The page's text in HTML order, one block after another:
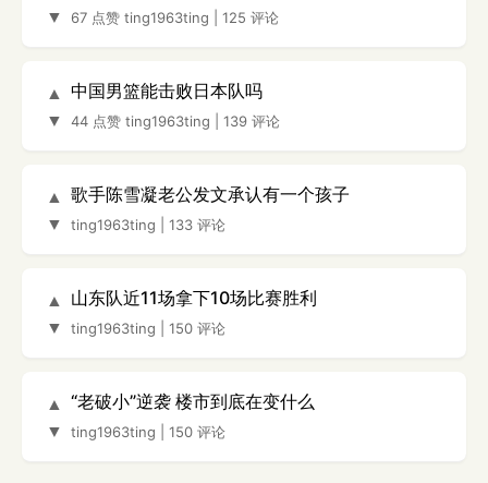
▼
67 点赞 ting1963ting 125 评论
▲
▼
中国男篮能击败日本队吗
44 点赞 ting1963ting 139 评论
▲
▼
歌手陈雪凝老公发文承认有一个孩子
ting1963ting 133 评论
▲
▼
山东队近11场拿下10场比赛胜利
ting1963ting 150 评论
▲
▼
“老破小”逆袭 楼市到底在变什么
ting1963ting 150 评论